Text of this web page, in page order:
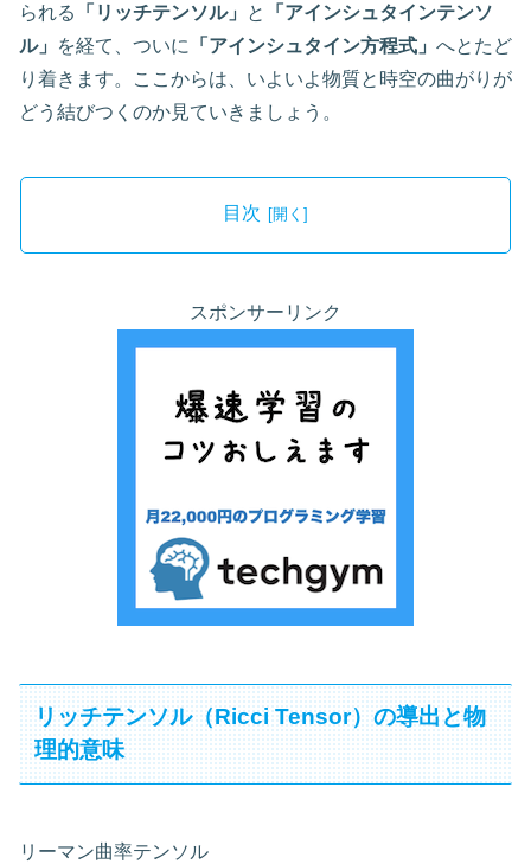
られる
「リッチテンソル」 と
「アインシュタインテンソ
ル」
を経て、ついに 「アインシュタイン方程式」 へとたど
り着きます。ここからは、いよいよ物質と時空の曲がりが
どう結びつくのか見ていきましょう。
目次
スポンサーリンク
リッチテンソル（Ricci Tensor）の導出と物
理的意味
リーマン曲率テンソル